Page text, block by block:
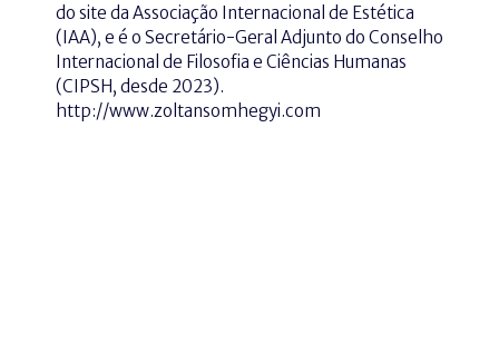
do site da Associação Internacional de Estética
(IAA), e é o Secretário-Geral Adjunto do Conselho
Internacional de Filosofia e Ciências Humanas
(CIPSH, desde 2023).
http://www.zoltansomhegyi.com